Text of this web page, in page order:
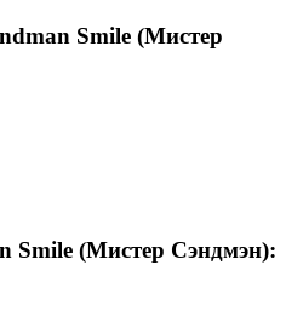
Smile (Мистер
Smile (Мистер Сэндмэн):